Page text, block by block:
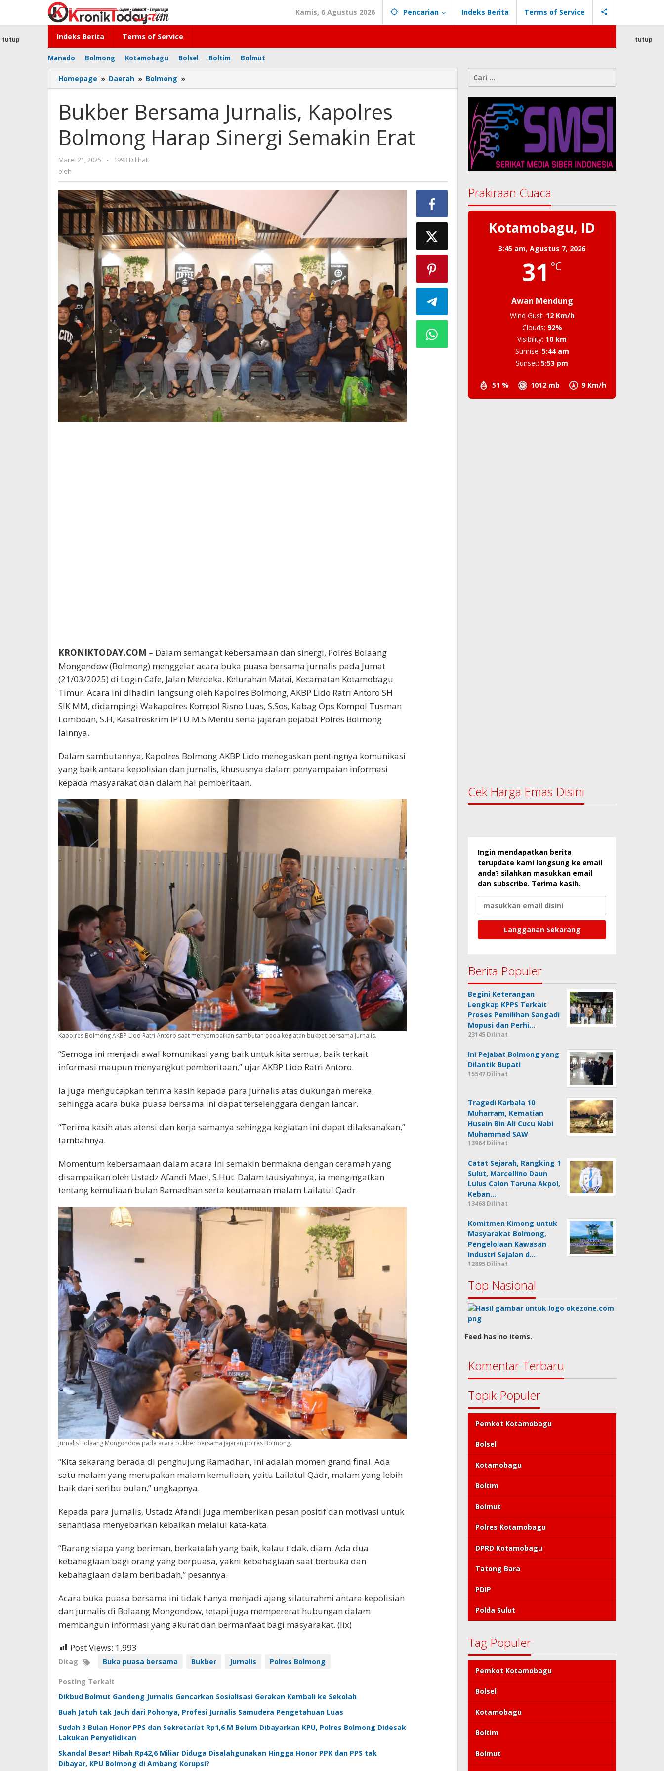
konten
Kamis, 6 Agustus 2026 Pencarian Indeks Berita Terms of Service
Indeks Berita Terms of Service
Manado Bolmong Kotamobagu Bolsel Boltim Bolmut
tutup tutup
Homepage » Daerah » Bolmong »
Bersama
Kapolres
Bolmong
Sinergi
Semakin
Bukber Bersama Jurnalis, Kapolres
Bolmong Harap Sinergi Semakin Erat
Maret 21, 2025
oleh
-
1993 Dilihat
oleh -
KRONIKTODAY.COM – Dalam semangat kebersamaan dan sinergi, Polres Bolaang
Mongondow (Bolmong) menggelar acara buka puasa bersama jurnalis pada Jumat
(21/03/2025) di Login Cafe, Jalan Merdeka, Kelurahan Matai, Kecamatan Kotamobagu
Timur. Acara ini dihadiri langsung oleh Kapolres Bolmong, AKBP Lido Ratri Antoro SH
SIK MM, didampingi Wakapolres Kompol Risno Luas, S.Sos, Kabag Ops Kompol Tusman
Lomboan, S.H, Kasatreskrim IPTU M.S Mentu serta jajaran pejabat Polres Bolmong
lainnya.
Dalam sambutannya, Kapolres Bolmong AKBP Lido menegaskan pentingnya komunikasi
yang baik antara kepolisian dan jurnalis, khususnya dalam penyampaian informasi
kepada masyarakat dan dalam hal pemberitaan.
Kapolres Bolmong AKBP Lido Ratri Antoro saat menyampaikan sambutan pada kegiatan bukbet bersama Jurnalis.
“Semoga ini menjadi awal komunikasi yang baik untuk kita semua, baik terkait
informasi maupun menyangkut pemberitaan,” ujar AKBP Lido Ratri Antoro.
Ia juga mengucapkan terima kasih kepada para jurnalis atas dukungan mereka,
sehingga acara buka puasa bersama ini dapat terselenggara dengan lancar.
“Terima kasih atas atensi dan kerja samanya sehingga kegiatan ini dapat dilaksanakan,”
tambahnya.
Momentum kebersamaan dalam acara ini semakin bermakna dengan ceramah yang
disampaikan oleh Ustadz Afandi Mael, S.Hut. Dalam tausiyahnya, ia mengingatkan
tentang kemuliaan bulan Ramadhan serta keutamaan malam Lailatul Qadr.
Jurnalis Bolaang Mongondow pada acara bukber bersama jajaran polres Bolmong.
“Kita sekarang berada di penghujung Ramadhan, ini adalah momen grand final. Ada
satu malam yang merupakan malam kemuliaan, yaitu Lailatul Qadr, malam yang lebih
baik dari seribu bulan,” ungkapnya.
Kepada para jurnalis, Ustadz Afandi juga memberikan pesan positif dan motivasi untuk
senantiasa menyebarkan kebaikan melalui kata-kata.
“Barang siapa yang beriman, berkatalah yang baik, kalau tidak, diam. Ada dua
kebahagiaan bagi orang yang berpuasa, yakni kebahagiaan saat berbuka dan
kebahagiaan dalam beribadah,” pesannya.
Acara buka puasa bersama ini tidak hanya menjadi ajang silaturahmi antara kepolisian
dan jurnalis di Bolaang Mongondow, tetapi juga mempererat hubungan dalam
membangun informasi yang akurat dan bermanfaat bagi masyarakat. (lix)
Post Views: 1,993
Ditag Buka puasa bersama Bukber Jurnalis Polres Bolmong
Posting Terkait
Dikbud Bolmut Gandeng Jurnalis Gencarkan Sosialisasi Gerakan Kembali ke Sekolah
Buah Jatuh tak Jauh dari Pohonya, Profesi Jurnalis Samudera Pengetahuan Luas
Sudah 3 Bulan Honor PPS dan Sekretariat Rp1,6 M Belum Dibayarkan KPU, Polres Bolmong Didesak
Lakukan Penyelidikan
Skandal Besar! Hibah Rp42,6 Miliar Diduga Disalahgunakan Hingga Honor PPK dan PPS tak
Dibayar, KPU Bolmong di Ambang Korupsi?
Cari
untuk:
Prakiraan Cuaca
Kotamobagu, ID
3:45 am,Agustus 7, 2026
31 °C
Awan Mendung
51 % 1012 mb 9 Km/h
Wind Gust: 12 Km/h
Clouds: 92%
Visibility: 10 km
Sunrise: 5:44 am
Sunset: 5:53 pm
Cek Harga Emas Disini
Ingin mendapatkan berita
terupdate kami langsung ke email
anda? silahkan masukkan email
dan subscribe. Terima kasih.
Berita Populer
Begini Keterangan
Lengkap KPPS Terkait
Proses Pemilihan Sangadi
Mopusi dan Perhi…
23145 Dilihat
Ini Pejabat Bolmong yang
Dilantik Bupati
15547 Dilihat
Tragedi Karbala 10
Muharram, Kematian
Husein Bin Ali Cucu Nabi
Muhammad SAW
13964 Dilihat
Catat Sejarah, Rangking 1
Sulut, Marcellino Daun
Lulus Calon Taruna Akpol,
Keban…
13468 Dilihat
Komitmen Kimong untuk
Masyarakat Bolmong,
Pengelolaan Kawasan
Industri Sejalan d…
12895 Dilihat
Top Nasional
Feed has no items.
Komentar Terbaru
Topik Populer
Pemkot Kotamobagu
Bolsel
Kotamobagu
Boltim
Bolmut
Polres Kotamobagu
DPRD Kotamobagu
Tatong Bara
PDIP
Polda Sulut
Tag Populer
Pemkot Kotamobagu
Bolsel
Kotamobagu
Boltim
Bolmut